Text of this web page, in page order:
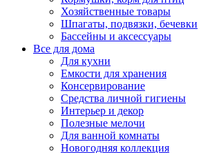
Хозяйственные товары
Шпагаты, подвязки, бечевки
Бассейны и аксессуары
Все для дома
Для кухни
Емкости для хранения
Консервирование
Средства личной гигиены
Интерьер и декор
Полезные мелочи
Для ванной комнаты
Новогодняя коллекция